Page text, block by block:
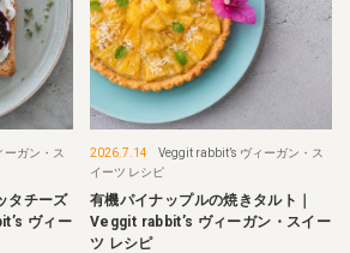
ーガン・ス
タチーズ
ヴィー
2026.7.14
Veggit rabbit’s ヴィーガン・ス
イーツ レシピ
有機パイナップルの焼きタルト｜
Veggit rabbit’s ヴィーガン・スイー
ツ レシピ